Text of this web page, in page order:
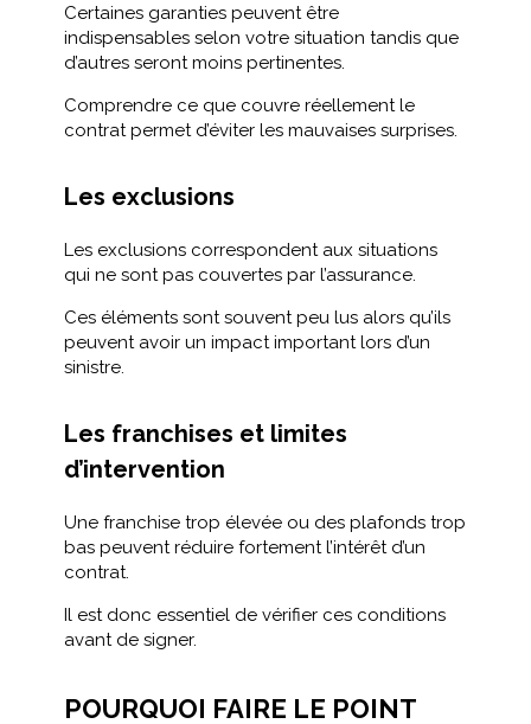
Certaines garanties peuvent être
indispensables selon votre situation tandis que
d’autres seront moins pertinentes.
Comprendre ce que couvre réellement le
contrat permet d’éviter les mauvaises surprises.
Les exclusions
Les exclusions correspondent aux situations
qui ne sont pas couvertes par l’assurance.
Ces éléments sont souvent peu lus alors qu’ils
peuvent avoir un impact important lors d’un
sinistre.
Les franchises et limites
d’intervention
Une franchise trop élevée ou des plafonds trop
bas peuvent réduire fortement l’intérêt d’un
contrat.
Il est donc essentiel de vérifier ces conditions
avant de signer.
POURQUOI FAIRE LE POINT